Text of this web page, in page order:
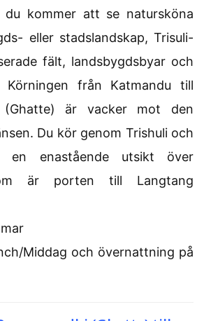
du kommer att se natursköna
eller stadslandskap, Trisuli-
fält, landsbygdsbyar och
Körningen från Katmandu till
(Ghatte) är vacker mot den
Du kör genom Trishuli och
en enastående utsikt över
är porten till Langtang
Middag och övernattning på